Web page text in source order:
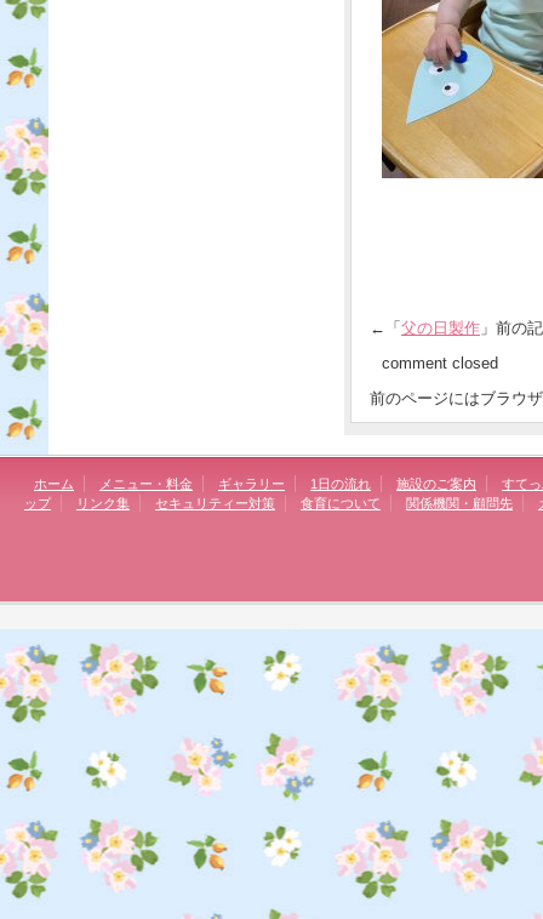
←「 父の日製作 」前の
comment closed
前のページにはブラウ
ホーム メニュー・料金 ギャラリー 1日の流れ 施設のご案内
すて
ップ
リンク集 セキュリティー対策 食育について 関係機関・顧問先